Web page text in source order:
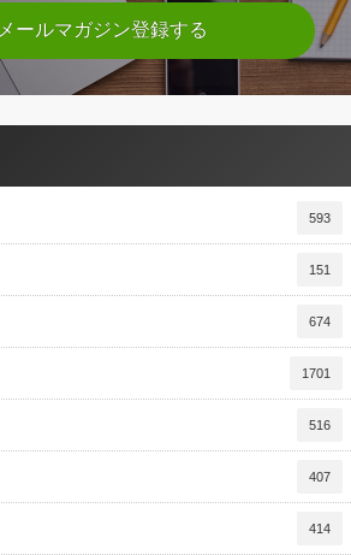
メールマガジン登録する
593
151
674
1701
516
407
414